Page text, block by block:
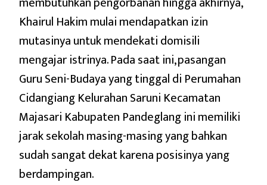
Khairul Hakim mulai mendapatkan izin
mutasinya untuk mendekati domisili
mengajar istrinya. Pada saat ini, pasangan
Guru Seni-Budaya yang tinggal di Perumahan
Cidangiang Kelurahan Saruni Kecamatan
Majasari Kabupaten Pandeglang ini memiliki
jarak sekolah masing-masing yang bahkan
sudah sangat dekat karena posisinya yang
berdampingan.